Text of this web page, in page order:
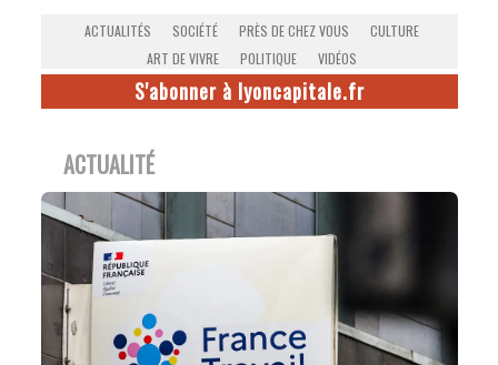
ACTUALITÉS SOCIÉTÉ PRÈS DE CHEZ VOUS
CULTURE
ART DE VIVRE
POLITIQUE VIDÉOS
S'abonner à lyoncapitale.fr
ACTUALITÉ